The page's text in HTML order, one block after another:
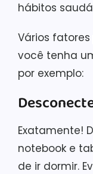
hábitos
Vários
você tenha
por exemplo:
Exatamente!
notebook e
de ir dormir.